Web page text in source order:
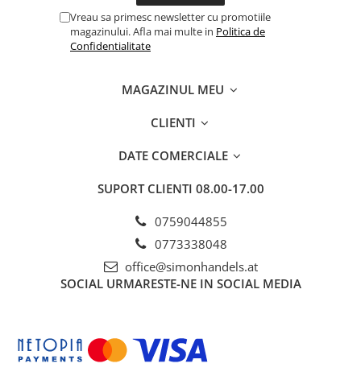
Vreau sa primesc newsletter cu promotiile
magazinului. Afla mai multe in Politica de
Confidentialitate
MAGAZINUL MEU
CLIENTI
DATE COMERCIALE
SUPORT CLIENTI 08.00-17.00
0759044855
0773338048
office@simonhandels.at
SOCIAL URMARESTE-NE IN SOCIAL MEDIA